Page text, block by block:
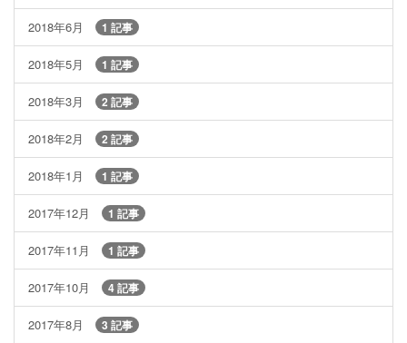
2018年6月 1 記事
2018年5月 1 記事
2018年3月 2 記事
2018年2月 2 記事
2018年1月 1 記事
2017年12月 1 記事
2017年11月 1 記事
2017年10月 4 記事
2017年8月 3 記事